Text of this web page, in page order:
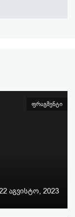
ფრაგმენტი
აგვისტო, 2023